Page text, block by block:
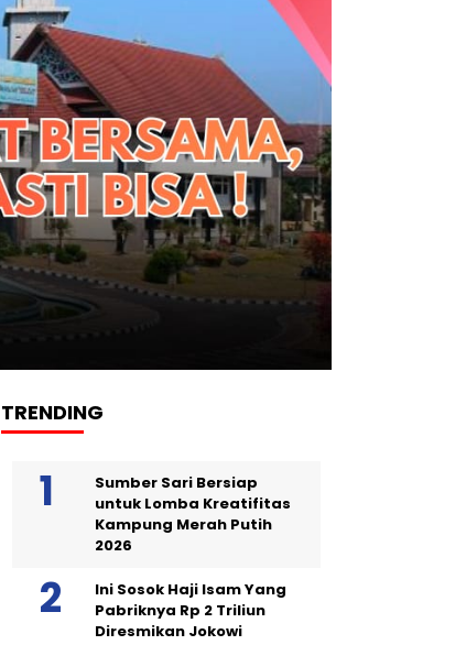
TRENDING
Sumber Sari Bersiap
untuk Lomba Kreatifitas
Kampung Merah Putih
2026
Ini Sosok Haji Isam Yang
Pabriknya Rp 2 Triliun
Diresmikan Jokowi